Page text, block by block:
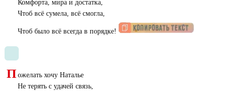
Комфорта, мира и достатка,
Чтоб всё сумела, всё смогла,
Чтоб было всё всегда в порядке!
П ожелать хочу Наталье
Не терять с удачей связь,